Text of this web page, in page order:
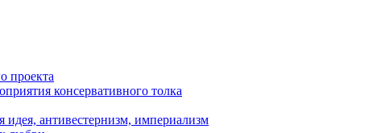
проекта
консервативного толка
идея, антивестернизм, империализм